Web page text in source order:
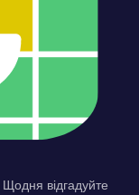
відгадуйте